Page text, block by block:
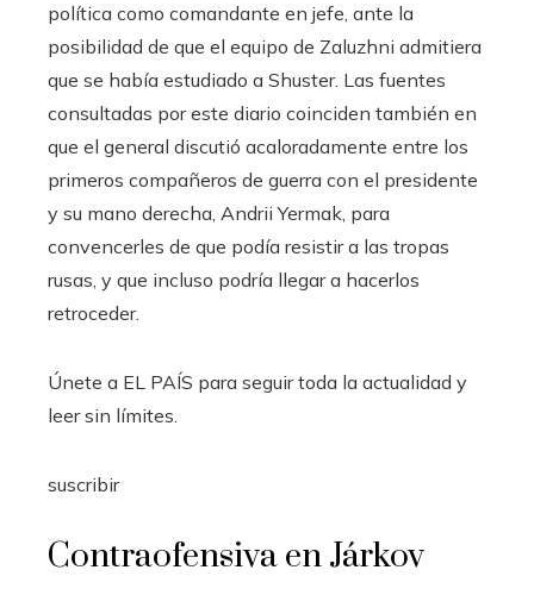
política como comandante en jefe, ante la
posibilidad de que el equipo de Zaluzhni admitiera
que se había estudiado a Shuster. Las fuentes
consultadas por este diario coinciden también en
que el general discutió acaloradamente entre los
primeros compañeros de guerra con el presidente
y su mano derecha, Andrii Yermak, para
convencerles de que podía resistir a las tropas
rusas, y que incluso podría llegar a hacerlos
retroceder.
Únete a EL PAÍS para seguir toda la actualidad y
leer sin límites.
suscribir
Contraofensiva en Járkov